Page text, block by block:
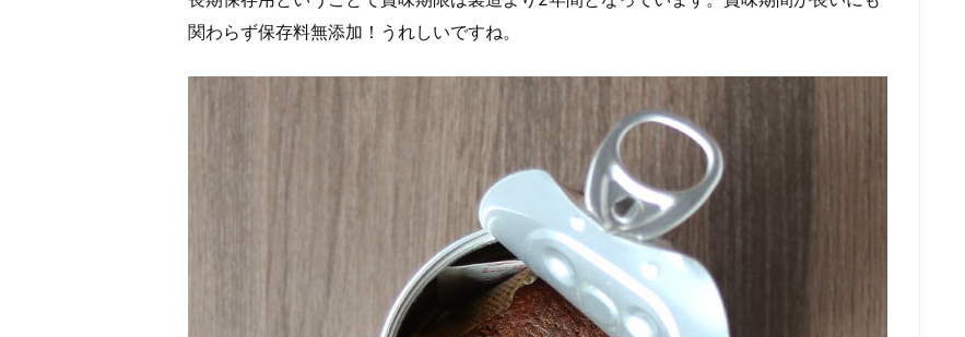
関わらず保存料無添加！うれしいですね。